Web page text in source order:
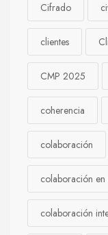
Cifrado
clientes
CMP 2025
coherencia
colaboración
colaboración en
colaboración